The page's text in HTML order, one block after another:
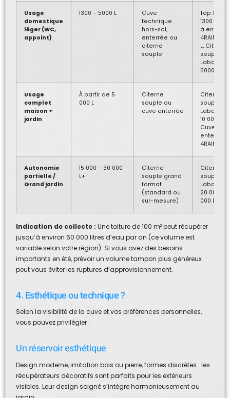
Usage
domestique
léger (WC,
appoint)
1300 – 5000 L
Cuve
technique
hors-sol,
enterrée ou
citerne
souple
Top Tank
1300 L,
à enterrer
4RAIN
L, Citerne
souple
5000 L
Usage
complet
maison +
jardin
À partir de 5
000 L
Citerne
souple ou
cuve enterrée
Citerne
souple
10 000 L,
Cuve
enterrée
4RAIN
Autonomie
partielle /
Grand jardin
15 000 – 30 000
L+
Citerne
souple grand
format
(standard ou
sur-mesure)
Citerne
souple
20 000 L,
000 L…
Indication de collecte : Une toiture de 100 m² peut récupérer
jusqu’à environ 60 000 litres d’eau par an (ce volume est
variable selon votre région). Si vous avez des besoins
importants en été, prévoir un volume tampon plus généreux
peut vous éviter les ruptures d’approvisionnement.
4. Esthétique ou technique ?
Selon la visibilité de la cuve et vos préférences personnelles,
vous pouvez privilégier :
Un réservoir esthétique
Design moderne, imitation bois ou pierre, formes discrètes : les
récupérateurs décoratifs sont parfaits pour les extérieurs
visibles. Leur design soigné s’intègre harmonieusement au